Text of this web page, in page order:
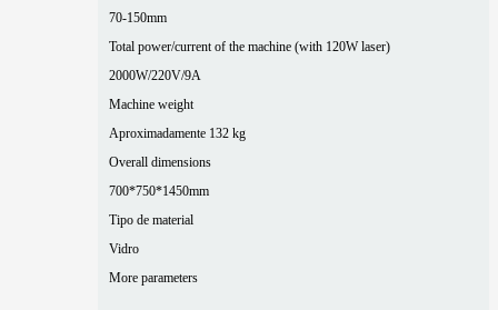
70-150mm
Total power/current of the machine (with 120W laser)
2000W/220V/9A
Machine weight
Aproximadamente 132 kg
Overall dimensions
700*750*1450mm
Tipo de material
Vidro
More parameters